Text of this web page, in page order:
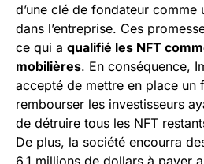
d’une clé de fondateur comme
dans l’entreprise. Ces
ce qui a qualifié les NFT
mobilières. En conséquence,
accepté de mettre en place un
rembourser les investisseurs
de détruire tous les NFT
De plus, la société encourra